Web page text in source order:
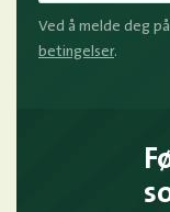
Ved å melde deg
betingelser.